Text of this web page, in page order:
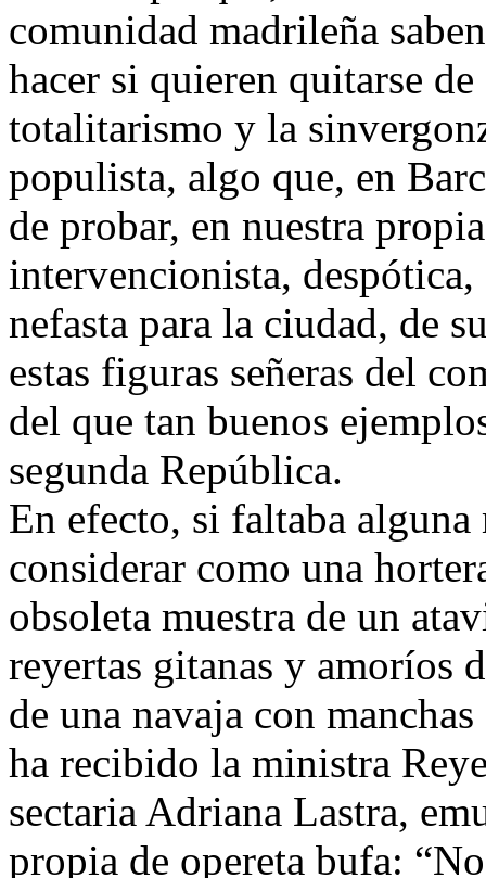
comunidad madrileña
hacer si quieren quitarse
totalitarismo y la
populista, algo que, en
de probar, en nuestra
intervencionista,
nefasta para la ciudad, de
estas figuras señeras del
del que tan buenos
segunda República.
En efecto, si faltaba alguna
considerar como una
obsoleta muestra de un
reyertas gitanas y amoríos
de una navaja con
ha recibido la ministra
sectaria Adriana Lastra,
propia de opereta bufa: